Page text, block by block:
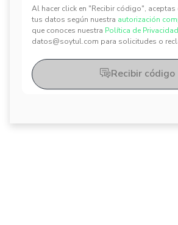
Al hacer click en "Recibir código", aceptas
tus datos según nuestra autorización
que conoces nuestra Política de
datos@soytul.com para solicitudes o
Recibir código